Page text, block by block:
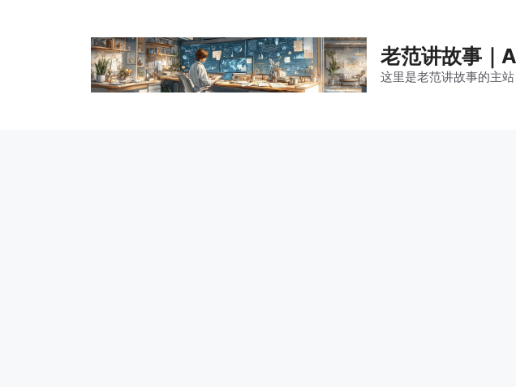
老范讲故事｜
这里是老范讲故事的主